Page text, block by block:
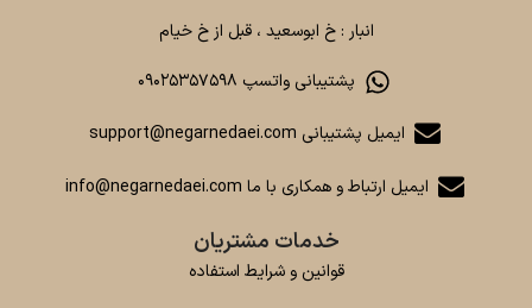
انبار : خ ابوسعید ، قبل از خ خیام
پشتیبانی واتسپ ۰۹۰۲۵۳۵۷۵۹۸
ایمیل پشتیبانی support@negarnedaei.com
ایمیل ارتباط و همکاری با ما info@negarnedaei.com
خدمات مشتریان
قوانین و شرایط استفاده